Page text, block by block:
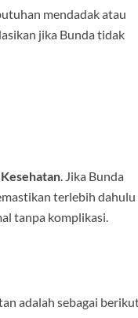
mendadak atau
jika Bunda tidak
Kesehatan. Jika Bunda
terlebih dahulu
tanpa komplikasi.
adalah sebagai